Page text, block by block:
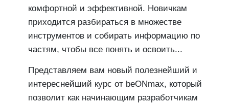
комфортной и эффективной. Новичкам
приходится разбираться в множестве
инструментов и собирать информацию по
частям, чтобы все понять и освоить...
Представляем вам новый полезнейший и
интереснейший курс от beONmax, который
позволит как начинающим разработчикам